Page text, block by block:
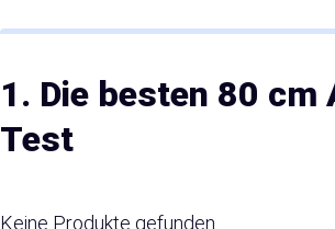
1. Die besten 80
Test
Keine Produkte gefunden.